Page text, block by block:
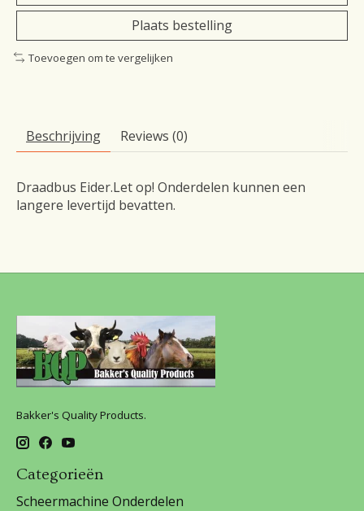
Plaats bestelling
Toevoegen om te vergelijken
Beschrijving Reviews (0)
Draadbus Eider.Let op! Onderdelen kunnen een
langere levertijd bevatten.
Bakker's Quality Products.
Categorieën
Scheermachine Onderdelen